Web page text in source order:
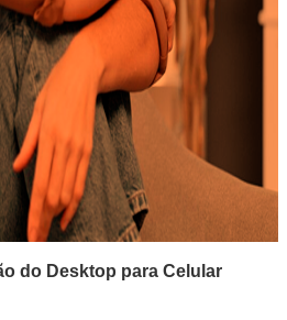
do Desktop para Celular